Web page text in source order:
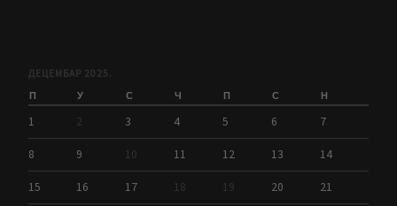
ДЕЦЕМБАР 2025.
П У С Ч П С Н
1 2 3 4 5 6 7
8 9 10 11 12 13 14
15 16 17 18 19 20 21